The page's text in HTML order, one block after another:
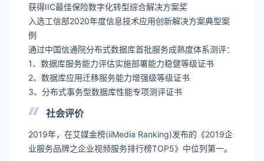
获得IIC最佳保险数字化转型综合解决方案奖
入选工信部2020年度信息技术应用创新解决方案典型案
例
通过中国信通院分布式数据库首批服务成熟度体系测评：
1、数据库服务能力评估实施部署能力稳健等级证书
2、数据库应用迁移服务能力增强级等级证书
3、分布式事务型数据库性能专项测评证书
社会评价
2019年，在艾媒金榜(iiMedia Ranking)发布的《2019企
业服务品牌之企业视频服务排行榜TOP5》中位列第一。